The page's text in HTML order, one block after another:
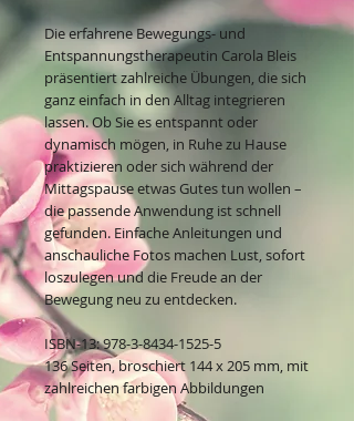
Die erfahrene Bewegungs- und
Entspannungstherapeutin Carola Bleis
präsentiert zahlreiche Übungen, die sich
ganz einfach in den Alltag integrieren
lassen. Ob Sie es entspannt oder
dynamisch mögen, in Ruhe zu Hause
praktizieren oder sich während der
Mittagspause etwas Gutes tun wollen –
die passende Anwendung ist schnell
gefunden. Einfache Anleitungen und
anschauliche Fotos machen Lust, sofort
loszulegen und die Freude an der
Bewegung neu zu entdecken.
ISBN-13: 978-3-8434-1525-5
136 Seiten, broschiert 144 x 205 mm, mit
zahlreichen farbigen Abbildungen